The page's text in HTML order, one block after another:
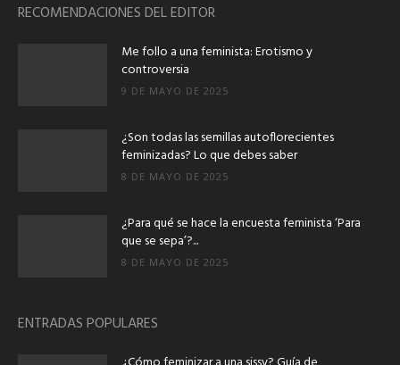
RECOMENDACIONES DEL EDITOR
Me follo a una feminista: Erotismo y
controversia
9 DE MAYO DE 2025
¿Son todas las semillas autoflorecientes
feminizadas? Lo que debes saber
8 DE MAYO DE 2025
¿Para qué se hace la encuesta feminista ‘Para
que se sepa’?...
8 DE MAYO DE 2025
ENTRADAS POPULARES